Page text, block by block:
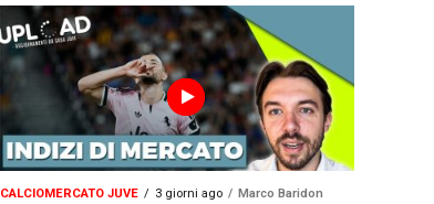
CALCIOMERCATO JUVE 3 giorni ago Marco Baridon